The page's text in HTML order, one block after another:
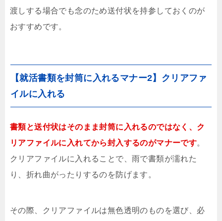
渡しする場合でも念のため送付状を持参しておくのが
おすすめです。
【就活書類を封筒に入れるマナー2】クリアファ
イルに入れる
書類と送付状はそのまま封筒に入れるのではなく、ク
リアファイルに入れてから封入するのがマナーです。
クリアファイルに入れることで、雨で書類が濡れた
り、折れ曲がったりするのを防げます。
その際、クリアファイルは無色透明のものを選び、必